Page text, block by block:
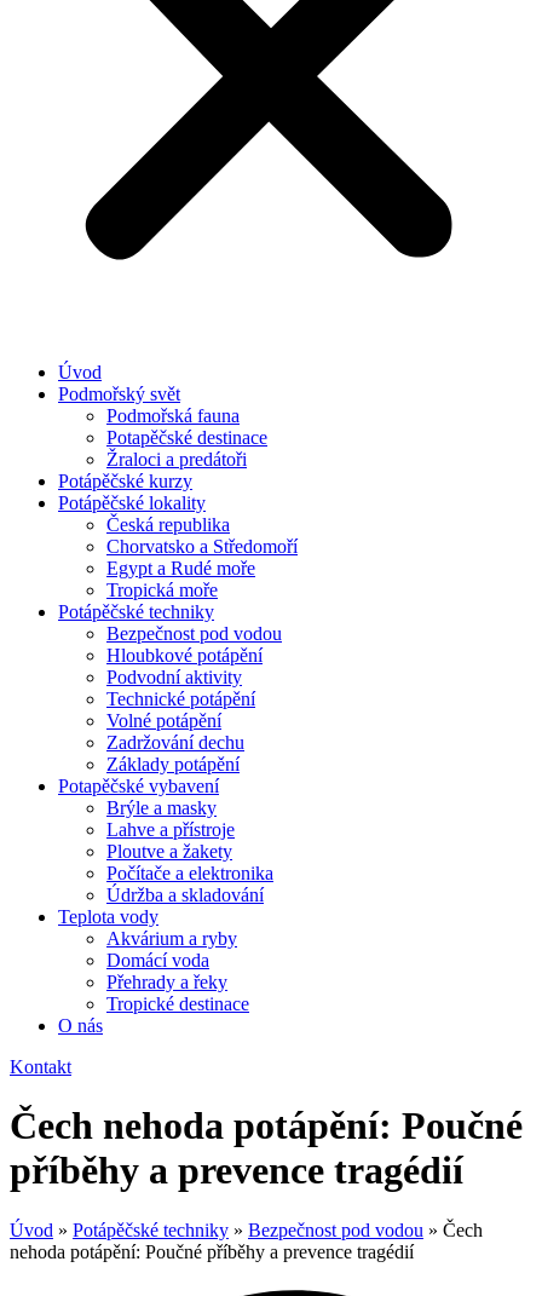
Úvod
Podmořský svět
Podmořská fauna
Potapěčské destinace
Žraloci a predátoři
Potápěčské kurzy
Potápěčské lokality
Česká republika
Chorvatsko a Středomoří
Egypt a Rudé moře
Tropická moře
Potápěčské techniky
Bezpečnost pod vodou
Hloubkové potápění
Podvodní aktivity
Technické potápění
Volné potápění
Zadržování dechu
Základy potápění
Potapěčské vybavení
Brýle a masky
Lahve a přístroje
Ploutve a žakety
Počítače a elektronika
Údržba a skladování
Teplota vody
Akvárium a ryby
Domácí voda
Přehrady a řeky
Tropické destinace
O nás
Kontakt
Čech nehoda potápění: Poučné
příběhy a prevence tragédií
Úvod » Potápěčské techniky » Bezpečnost pod vodou » Čech
nehoda potápění: Poučné příběhy a prevence tragédií